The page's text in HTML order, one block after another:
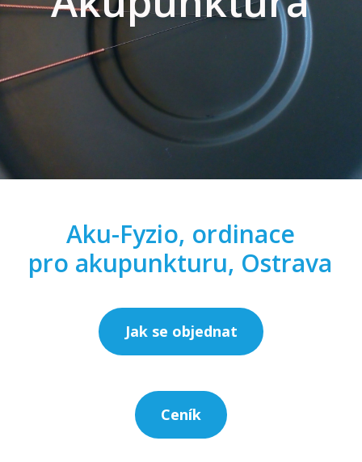
Aku-Fyzio, ordinace
pro akupunkturu, Ostrava
Jak se objednat
Ceník